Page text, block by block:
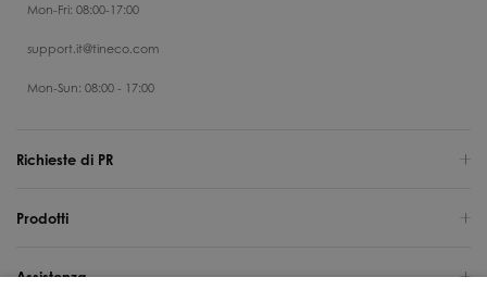
Mon-Fri: 08:00-17:00
support.it@tineco.com
Mon-Sun: 08:00 - 17:00
Richieste di PR
Prodotti
Assistenza